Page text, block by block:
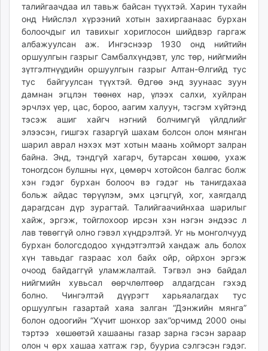
fact.mn
itoim.mn
tumen.mn
shuum.mn
times.mn
tvmongolia.mn
mass.mn
unegui.mn
toim.mn
tac.mn
paparazzi.mn
unread.today
талийгаачдаа ил тавьж байсан түүхтэй. Харин тухайн
онд Нийслэл хүрээний хотын захиргаанаас бурхан
болоочдыг ил тавихыг хориглосон шийдвэр гаргаж
албажуулсан аж. Ингэснээр 1930 онд нийтийн
оршуулгын газрыг Самбалхүндэвт, улс төр, нийгмийн
зүтгэлтнүүдийн оршуулгын газрыг Алтан-Өлгийд тус
тус байгуулсан түүхтэй. Өдгөө энд зуунаас зуун
дамнан эгцлэн төөнөх нар, үлээх салхи, хуйлран
эрчлэх үер, цас, бороо, аагим халуун, тэсгэм хүйтэнд
тэсэж ашиг хайгч нэгний болчимгүй үйлдлийг
элээсэн, гишгэх газаргүй шахам болсон олон мянган
шарил аврал нэхэх мэт хотын маань хойморт залран
байна. Энд, тэндгүй хагарч, бутарсан хөшөө, ухаж
тоногдсон булшны нүх, цөмөрч хотойсон балгас болж
хэн гэдэг бурхан болооч вэ гэдэг нь танигдахаа
больж айдас төрүүлэм, эмх цэгцгүй, хог, хаягдалд
дарагдсан дүр зурагтай. Талийгаачийнхаа шарилыг
хайж, эргэж, тойглохоор ирсэн хэн нэгэн эндээс л
лав төвөггүй олно гэвэл хүндрэлтэй. Уг нь монголчууд
бурхан бологсдодоо хүндэтгэлтэй хандаж аль болох
хүн тавьдаг газраас хол байх ойр, ойрхон эргэж
очоод байдаггүй уламжлалтай. Тэгвэл энэ байдал
нийгмийн хувьсал өөрчлөлтөөр алдагдсан гэхэд
болно. Чингэлтэй дүүрэгт харьяалагдах тус
оршуулгын газартай хаяа залган “Дэнжийн мянга”
болон одоогийн “Хүчит шонхор зах”орчимд 2000 оны
тэртээ хөшөөтэй хашааны газар зарна гэсэн зараар
олон ч өрх хашаа хатгаж гэр, бууриа сэлгэсэн гэдэг.